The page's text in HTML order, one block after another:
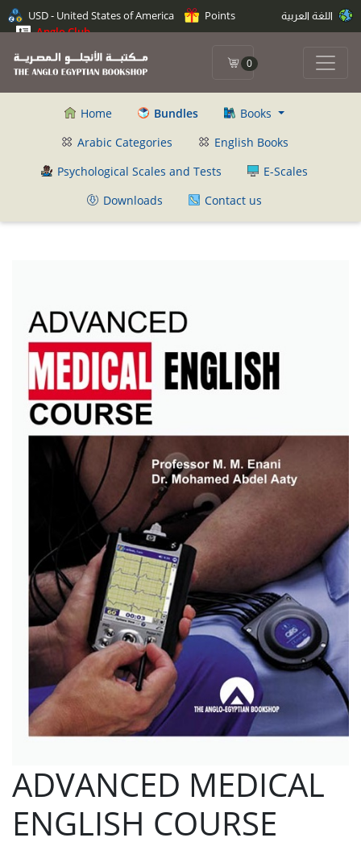
USD - United States of America
Points
Anglo Club
0
Home Bundles
Books
Arabic Categories
English Books
Psychological Scales and Tests
E-Scales
Downloads
Contact us
ADVANCED MEDICAL
ENGLISH COURSE